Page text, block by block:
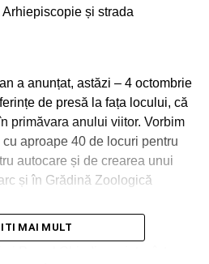
și strada
a anunțat, astăzi – 4 octombrie
de presă la fața locului, că
primăvara anului viitor. Vorbim
aproape 40 de locuri pentru
autocare și de crearea unui
și în Grădină Zoologică
MAI MULT